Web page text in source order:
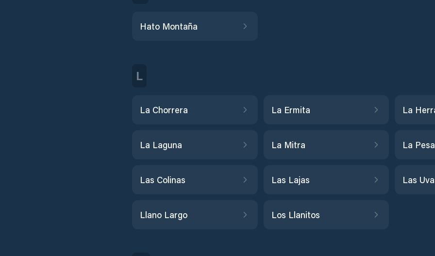
Hato Montaña
L
La Chorrera La Ermita La
La Laguna La Mitra La Pesa
Las Colinas Las Lajas Las
Llano Largo Los Llanitos